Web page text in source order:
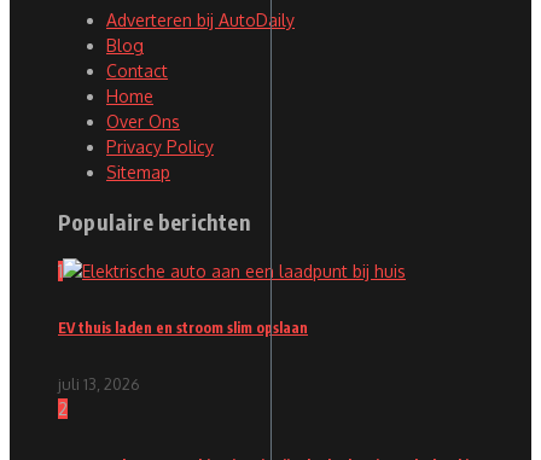
Adverteren bij AutoDaily
Blog
Contact
Home
Over Ons
Privacy Policy
Sitemap
Populaire berichten
1
EV thuis laden en stroom slim opslaan
juli 13, 2026
2